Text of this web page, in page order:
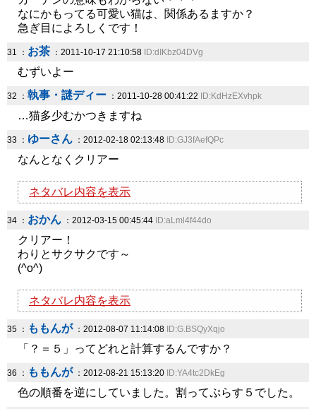
なにかもってる可愛い猫は、関係あるますか？
急ぎ目によろしくです！
31 ： お茶 ：2011-10-17 21:10:58 ID:dIKbz04DVg
むずいよー
32 ： 執事・謎ディー ：2011-10-28 00:41:22 ID:KdHzEXvhpk
…猫多少むかつきますね
33 ： ゆーさん ：2012-02-18 02:13:48 ID:GJ3fAefQPc
なんとなくクリアー
ネタバレ内容を表示
34 ： おかん ：2012-03-15 00:45:44 ID:aLml4f44do
クリアー！
わりとサクサクです～
(^o^)
ネタバレ内容を表示
35 ： ももんが：2012-08-07 11:14:08 ID:G.BSQyXqjo
「？＝５」ってどれと計算するんですか？
36 ： ももんが：2012-08-21 15:13:20 ID:YA4tc2DkEg
色の順番を逆にしていました。割ってぷらす５でした。